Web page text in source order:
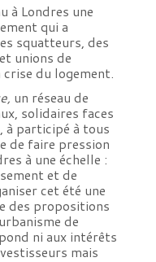
à Londres une
qui a
squatteurs, des
unions de
du logement.
un réseau de
solidaires faces
à participé à tous
de faire pression
à une échelle :
et de
cet été une
des propositions
de
ni aux intérêts
mais